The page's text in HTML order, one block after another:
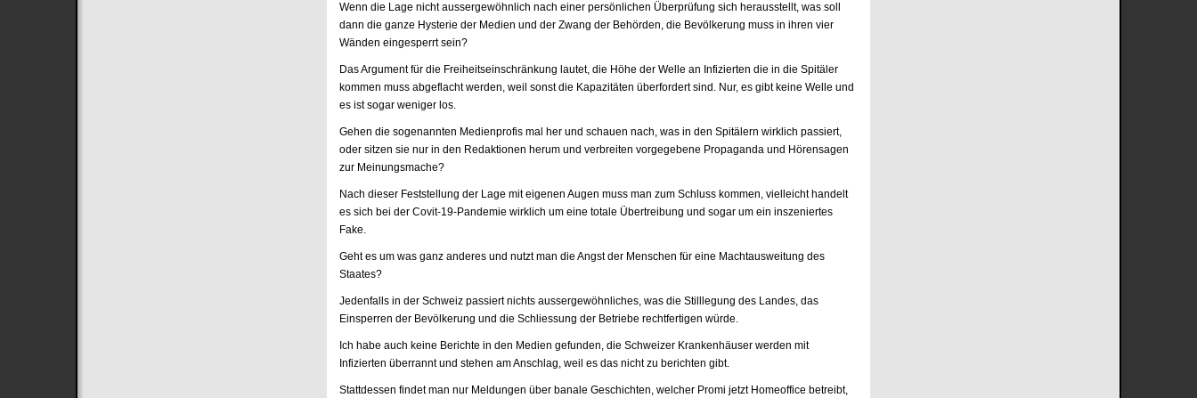
Wenn die Lage nicht aussergewöhnlich nach einer persönlichen Überprüfung sich herausstellt, was soll
dann die ganze Hysterie der Medien und der Zwang der Behörden, die Bevölkerung muss in ihren vier
Wänden eingesperrt sein?
Das Argument für die Freiheitseinschränkung lautet, die Höhe der Welle an Infizierten die in die Spitäler
kommen muss abgeflacht werden, weil sonst die Kapazitäten überfordert sind. Nur, es gibt keine Welle und
es ist sogar weniger los.
Gehen die sogenannten Medienprofis mal her und schauen nach, was in den Spitälern wirklich passiert,
oder sitzen sie nur in den Redaktionen herum und verbreiten vorgegebene Propaganda und Hörensagen
zur Meinungsmache?
Nach dieser Feststellung der Lage mit eigenen Augen muss man zum Schluss kommen, vielleicht handelt
es sich bei der Covit-19-Pandemie wirklich um eine totale Übertreibung und sogar um ein inszeniertes
Fake.
Geht es um was ganz anderes und nutzt man die Angst der Menschen für eine Machtausweitung des
Staates?
Jedenfalls in der Schweiz passiert nichts aussergewöhnliches, was die Stilllegung des Landes, das
Einsperren der Bevölkerung und die Schliessung der Betriebe rechtfertigen würde.
Ich habe auch keine Berichte in den Medien gefunden, die Schweizer Krankenhäuser werden mit
Infizierten überrannt und stehen am Anschlag, weil es das nicht zu berichten gibt.
Stattdessen findet man nur Meldungen über banale Geschichten, welcher Promi jetzt Homeoffice betreibt,